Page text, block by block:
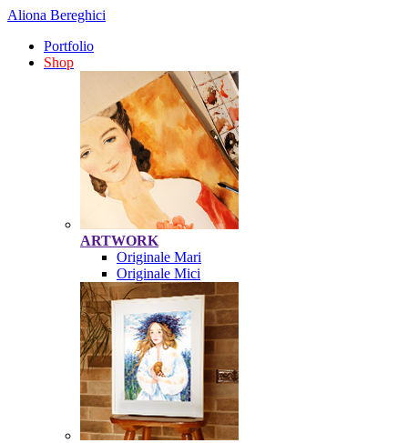
Aliona Bereghici
Portfolio
Shop
ARTWORK
Originale Mari
Originale Mici